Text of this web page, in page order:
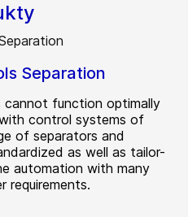
Separation
function optimally
control systems of
of separators and
as well as tailor-
automation with many
requirements.